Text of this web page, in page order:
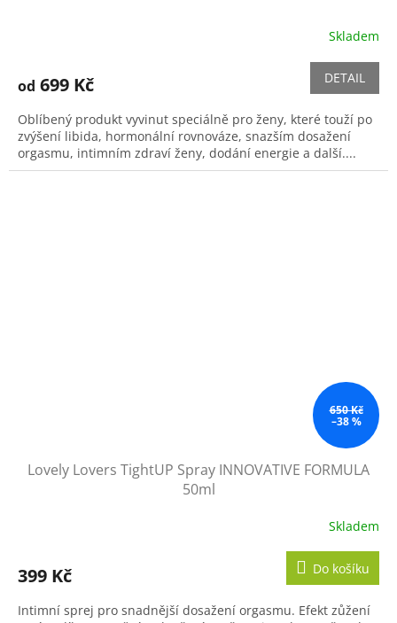
je
z
5
hvězdiček.
Skladem
od 699 Kč DETAIL
Oblíbený produkt vyvinut speciálně pro ženy, které touží po
zvýšení libida, hormonální rovnováze, snazším dosažení
orgasmu, intimním zdraví ženy, dodání energie a další....
650 Kč
–38 %
Lovely Lovers TightUP Spray INNOVATIVE FORMULA
50ml
Skladem
399 Kč Do košíku
Intimní sprej pro snadnější dosažení orgasmu. Efekt zůžení